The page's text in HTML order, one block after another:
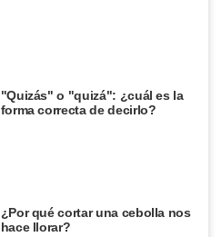
"Quizás" o "quizá": ¿cuál es la
forma correcta de decirlo?
¿Por qué cortar una cebolla nos
hace llorar?